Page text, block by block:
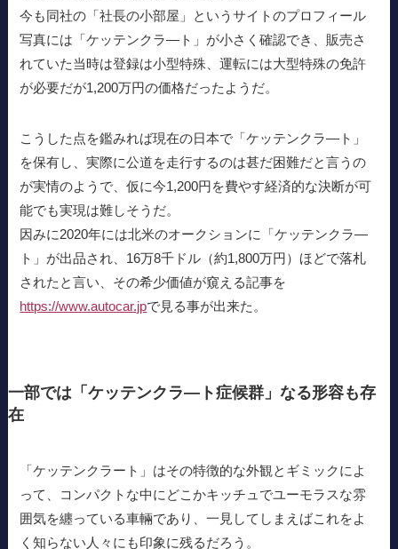
今も同社の「社長の小部屋」というサイトのプロフィール
写真には「ケッテンクラ―ト」が小さく確認でき、販売さ
れていた当時は登録は小型特殊、運転には大型特殊の免許
が必要だが1,200万円の価格だったようだ。
こうした点を鑑みれば現在の日本で「ケッテンクラ―ト」
を保有し、実際に公道を走行するのは甚だ困難だと言うの
が実情のようで、仮に今1,200円を費やす経済的な決断が可
能でも実現は難しそうだ。
因みに2020年には北米のオークションに「ケッテンクラ―
ト」が出品され、16万8千ドル（約1,800万円）ほどで落札
されたと言い、その希少価値が窺える記事を
https://www.autocar.jpで見る事が出来た。
一部では「ケッテンクラ―ト症候群」なる形容も存
在
「ケッテンクラート」はその特徴的な外観とギミックによ
って、コンパクトな中にどこかキッチュでユーモラスな雰
囲気を纏っている車輛であり、一見してしまえばこれをよ
く知らない人々にも印象に残るだろう。